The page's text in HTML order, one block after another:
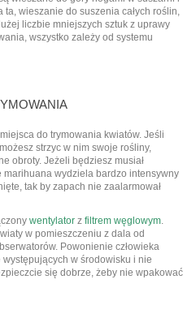
wieszanie do suszenia całych roślin,
liczbie mniejszych sztuk z uprawy
wszystko zależy od systemu
do trymowania kwiatów. Jeśli
strzyc w nim swoje rośliny,
obroty. Jeżeli będziesz musiał
wydziela bardzo intensywny
tak by zapach nie zaalarmował
wentylator z filtrem węglowym.
w pomieszczeniu z dala od
Powonienie człowieka
w środowisku i nie
się dobrze, żeby nie wpakować